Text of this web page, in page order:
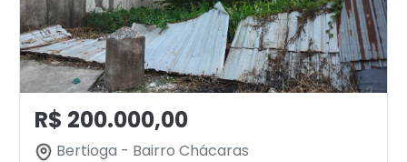
R$ 200.000,00
Bertioga - Bairro Chácaras